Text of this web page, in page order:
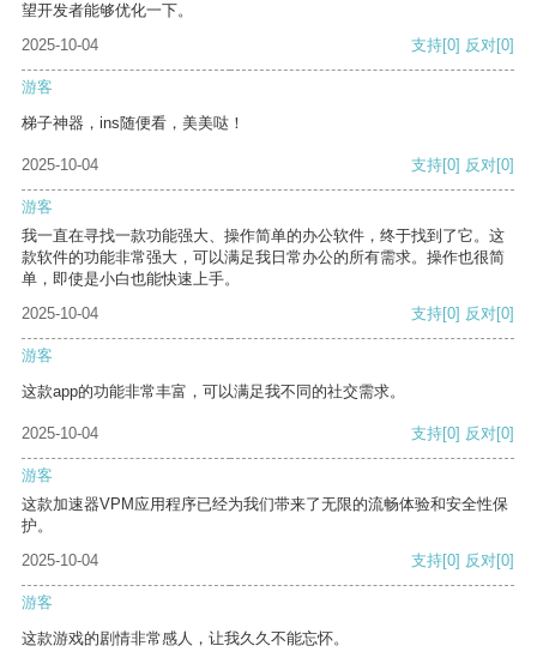
望开发者能够优化一下。
2025-10-04
支持[0] 反对[0]
游客
梯子神器，ins随便看，美美哒！
2025-10-04 支持[0] 反对[0]
游客
我一直在寻找一款功能强大、操作简单的办公软件，终于找到了它。这
款软件的功能非常强大，可以满足我日常办公的所有需求。操作也很简
单，即使是小白也能快速上手。
2025-10-04
支持[0] 反对[0]
游客
这款app的功能非常丰富，可以满足我不同的社交需求。
2025-10-04 支持[0] 反对[0]
游客
这款加速器VPM应用程序已经为我们带来了无限的流畅体验和安全性保
护。
2025-10-04
支持[0] 反对[0]
游客
这款游戏的剧情非常感人，让我久久不能忘怀。